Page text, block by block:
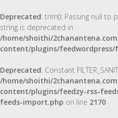
Deprecated: trim(): Passing null to
string is deprecated in
/home/shoithi/
content/plugins/feedwordpress/
Deprecated: Constant
/home/shoithi/
content/plugins/feedzy-rss-
feeds-import.php on line 2170